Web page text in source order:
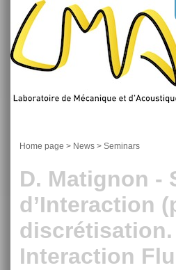
Home page > News > Seminars
D. Matignon -
d’Interaction
Interaction